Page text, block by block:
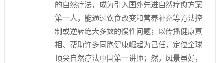
的自然疗法，成为引入国外先进自然疗愈方案
第一人，能通过饮食改变和营养补充等方法控
制或逆转绝大多数的慢性问题；以传播健康真
相、帮助许多同胞健康崛起为己任，定位全球
顶尖自然疗法中国第一讲师；然，风景虽好，